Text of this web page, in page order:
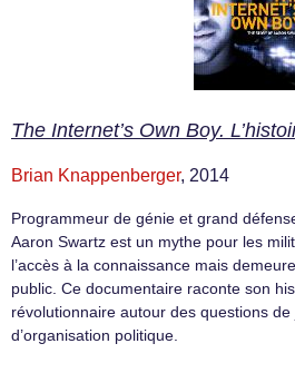
The Internet’s Own Boy.
Brian Knappenberger, 2014
Programmeur de génie et grand
Aaron Swartz est un mythe pour les
l’accès à la connaissance mais
public. Ce documentaire raconte son
révolutionnaire autour des questions
d’organisation politique.